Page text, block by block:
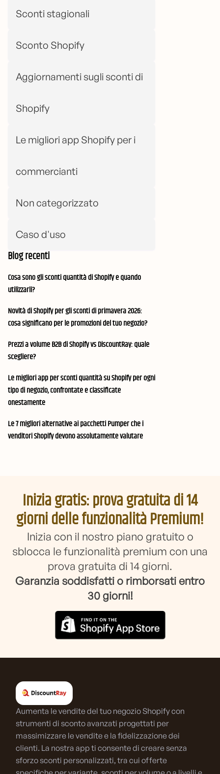
Sconti stagionali
Sconto Shopify
Aggiornamenti sugli sconti di
Shopify
Le migliori app Shopify per i
commercianti
Non categorizzato
Caso d'uso
Blog recenti
Cosa sono gli sconti quantità di Shopify e quando
utilizzarli?
Novità di Shopify per gli sconti di primavera 2026:
cosa significano per le promozioni del tuo negozio?
Prezzi a volume B2B di Shopify vs DiscountRay: quale
scegliere?
Le migliori app per sconti quantità su Shopify per ogni
tipo di negozio, confrontate e classificate
onestamente
Le 7 migliori alternative ai pacchetti Pumper che i
venditori Shopify devono assolutamente valutare
Inizia gratis: prova gratuita di 14
giorni delle funzionalità Premium!
Inizia con il nostro piano gratuito o
sblocca le funzionalità premium con una
prova gratuita di 14 giorni.
Garanzia soddisfatti o rimborsati entro
30 giorni!
Aumenta le vendite del tuo negozio Shopify con
strumenti di sconto avanzati progettati per
massimizzare le vendite e la fidelizzazione dei
clienti. La nostra app ti consente di creare senza
sforzo sconti personalizzati, tra cui offerte